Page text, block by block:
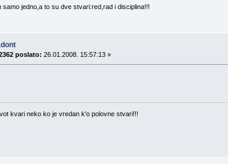
samo jedno,a to su dve stvari:red,rad i disciplina!!!
poslato: 26.01.2008. 15:57:13 »
kvari neko ko je vredan k'o polovne stvari!!!